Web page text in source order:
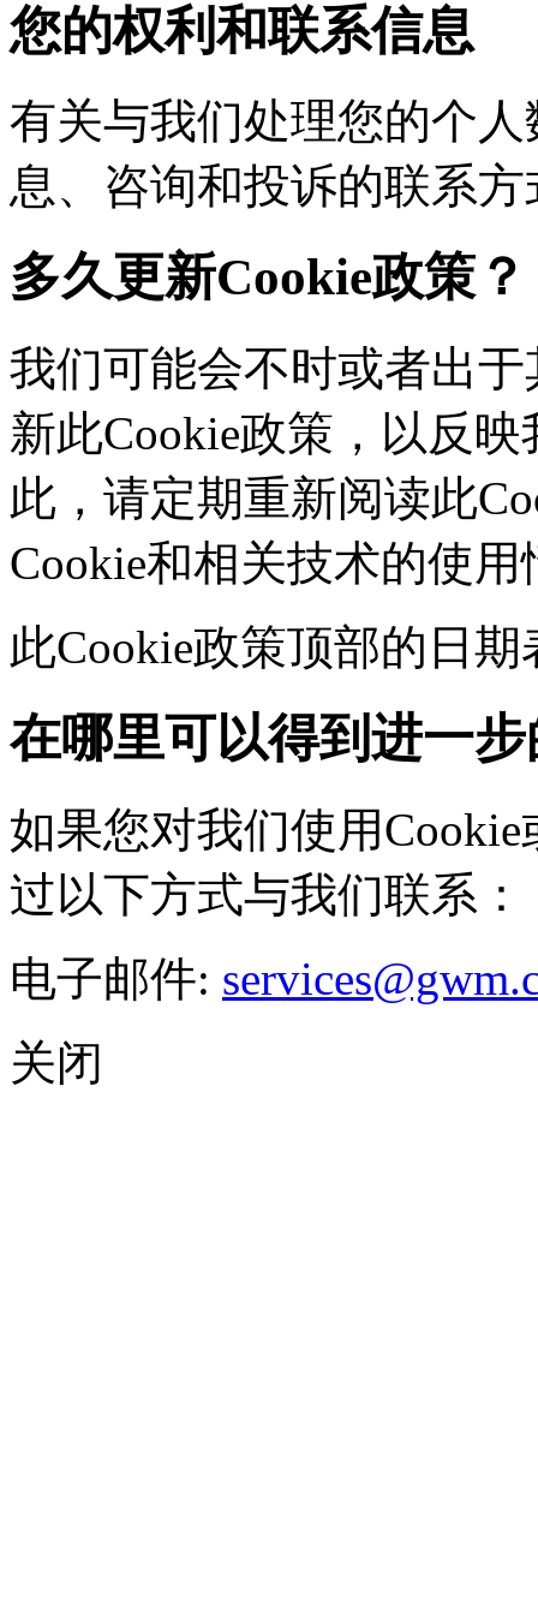
您的权利和联系信息
有关与我们处理您的个
息、咨询和投诉的联系
多久更新Cookie政策？
我们可能会不时或者出于
新此Cookie政策，以
此，请定期重新阅读此
Cookie和相关技术的使用
此Cookie政策顶部的日
在哪里可以得到进一
如果您对我们使用Cookie
过以下方式与我们联系：
电子邮件:
关闭